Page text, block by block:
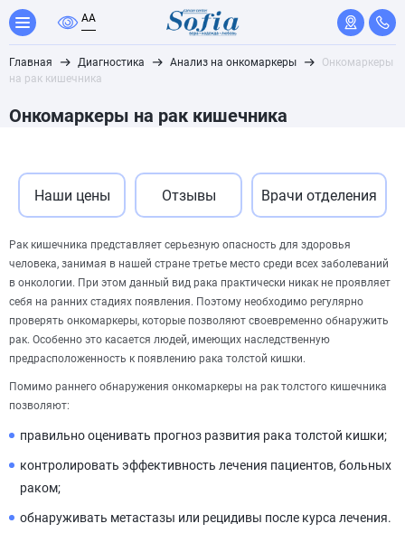
AA
Главная Диагностика Анализ на онкомаркеры
Онкомаркеры
на рак кишечника
Онкомаркеры на рак кишечника
Наши цены Отзывы Врачи отделения
Рак кишечника представляет серьезную опасность для здоровья
человека, занимая в нашей стране третье место среди всех заболеваний
в онкологии. При этом данный вид рака практически никак не проявляет
себя на ранних стадиях появления. Поэтому необходимо регулярно
проверять онкомаркеры, которые позволяют своевременно обнаружить
рак. Особенно это касается людей, имеющих наследственную
предрасположенность к появлению рака толстой кишки.
Помимо раннего обнаружения онкомаркеры на рак толстого кишечника
позволяют:
правильно оценивать прогноз развития рака толстой кишки;
контролировать эффективность лечения пациентов, больных
раком;
обнаруживать метастазы или рецидивы после курса лечения.